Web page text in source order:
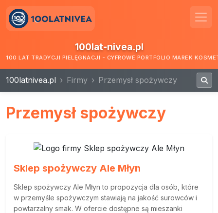
100lat-nivea.pl
100 LAT TRADYCJI PIELĘGNACJI - CYFROWE PORTFOLIO MAREK
100latnivea.pl Firmy Przemysł spożywczy
Przemysł spożywczy
Sklep spożywczy Ale Młyn
Sklep spożywczy Ale Młyn to propozycja dla osób, które
w przemyśle spożywczym stawiają na jakość surowców i
powtarzalny smak. W ofercie dostępne są mieszanki